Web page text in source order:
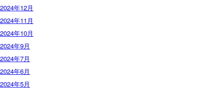
2024年12月
2024年11月
2024年10月
2024年9月
2024年7月
2024年6月
2024年5月